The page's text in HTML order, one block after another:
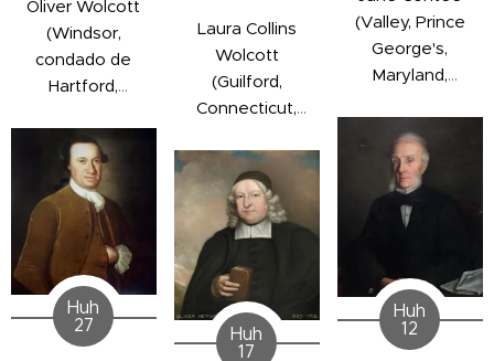
Oliver Wolcott
(Windsor,
condado de
Hartford,
Estados
Unidos; 20 de
noviembre de
1726-
Farmington,
condado de
Hartford,
Connecticut,
Estados
Laura Collins
Wolcott
(Guilford,
Connecticut,
Unidos; 1 de
enero de 1732-
Litchfield,
Connecticut,
Estados
Unidos; 19 de
abril de 1794)
fue la esposa
(Valley, Prince
George's,
Maryland,
septiembre de
1726-Condado
de Frederick,
Maryland,
Unidos; 21 de
febrero de
1812) fue la
Huh
27
Huh
17
Huh
12